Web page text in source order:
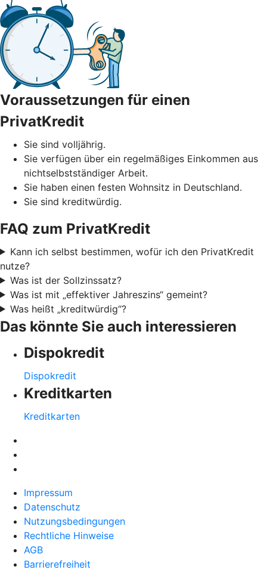
Voraussetzungen für einen
PrivatKredit
Sie sind volljährig.
Sie verfügen über ein regelmäßiges Einkommen aus
nichtselbstständiger Arbeit.
Sie haben einen festen Wohnsitz in Deutschland.
Sie sind kreditwürdig.
FAQ zum PrivatKredit
Kann ich selbst bestimmen, wofür ich den PrivatKredit
nutze?
Was ist der Sollzinssatz?
Was ist mit „effektiver Jahreszins“ gemeint?
Was heißt „kreditwürdig“?
Das könnte Sie auch interessieren
Dispokredit
Dispokredit
Kreditkarten
Kreditkarten
Impressum
Datenschutz
Nutzungsbedingungen
Rechtliche Hinweise
AGB
Barrierefreiheit